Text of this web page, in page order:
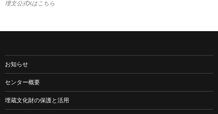
埋文公式Xはこちら
お知らせ
センター概要
埋蔵文化財の保護と活用